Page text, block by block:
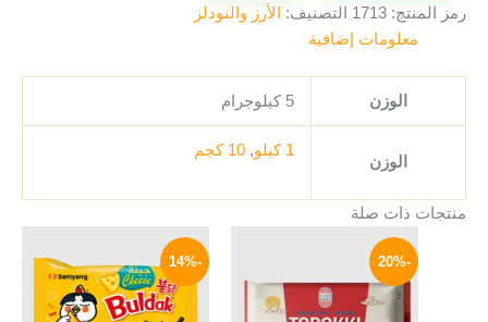
رمز المنتج: 1713 التصنيف:
الأرز والنودلز
معلومات إضافية
الوزن 5 كيلوجرام
الوزن
1 كيلو , 10 كجم
منتجات ذات صلة
-20%
250 EGP.
199 EGP.
-14%
هو:
150 EGP.
هو:
129 EGP.